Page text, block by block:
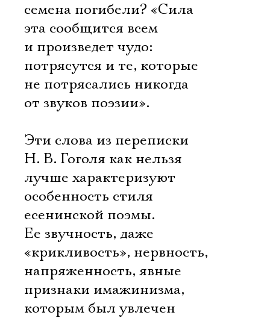
семена погибели? «Сила
эта сообщится всем
и произведет чудо:
потрясутся и те, которые
не потрясались никогда
от звуков поэзии».
Эти слова из переписки
Н. В. Гоголя как нельзя
лучше характеризуют
особенность стиля
есенинской поэмы.
Ее звучность, даже
«крикливость», нервность,
напряженность, явные
признаки имажинизма,
которым был увлечен